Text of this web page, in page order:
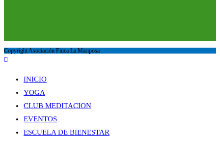
Copyright Asociación Finca La Mariposa
INICIO
YOGA
CLUB MEDITACION
EVENTOS
ESCUELA DE BIENESTAR